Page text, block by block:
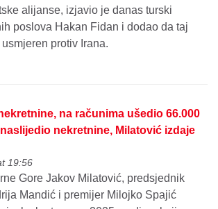
alijanse, izjavio je danas turski
poslova Hakan Fidan i dodao da taj
protiv Irana.
na računima ušedio 66.000
nekretnine, Milatović izdaje
19:56
Gore Jakov Milatović, predsjednik
Mandić i premijer Milojko Spajić